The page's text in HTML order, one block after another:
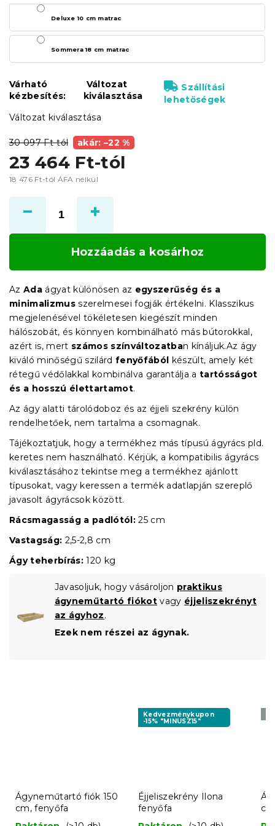
30 097 Ft-tól akár: –22 %
23 464 Ft-tól
18 476 Ft-tól ÁFA nélkül
Változat kiválasztása
Deluxe 10 cm matrac
Sommera 18 cm matrac
Várható
kézbesítés:
Változat
kiválasztása
Szállítási
lehetőségek
Hozzáadás a kosárhoz
Az Ada ágyat különösen az egyszerűség és a
minimalizmus szerelmesei fogják értékelni. Klasszikus
megjelenésével tökéletesen kiegészít minden
hálószobát, és könnyen kombinálható más bútorokkal,
azért is, mert számos színváltozatban kínáljuk.Az ágy
kiváló minőségű szilárd fenyőfából készült, amely két
rétegű védőlakkal kombinálva garantálja a tartósságot
és a hosszú élettartamot.
Az ágy alatti tárolódoboz és az éjjeli szekrény külön
rendelhetőek, nem tartalma a csomagnak.
Tájékoztatjuk, hogy a termékhez más típusú ágyrács pld.
keretes nem használható. Kérjük, a kompatibilis ágyrács
kiválasztásához tekintse meg a termékhez ajánlott
típusokat, vagy keressen a termék adatlapján szereplő
javasolt ágyrácsok között.
Rácsmagasság a padlótól: 25 cm
Vastagság: 2,5-2,8 cm
Ágy teherbírás: 120 kg
Javasoljuk, hogy vásároljon praktikus
ágyneműtartó fiókot vagy éjjeliszekrényt
az ágyhoz.
Ezek nem részei az ágynak.
Ágyneműtartó fiók 150
cm, fenyőfa
Kedvezménykupon
-15% "MINUSZ15"
Éjjeliszekrény Ilona
fenyőfa